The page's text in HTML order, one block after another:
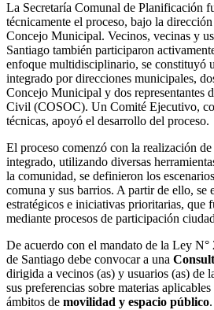
La Secretaría Comunal de Planificación
técnicamente el proceso, bajo la
Concejo Municipal. Vecinos, vecinas y
Santiago también participaron
enfoque multidisciplinario, se constituyó
integrado por direcciones municipales,
Concejo Municipal y dos representantes
Civil (COSOC). Un Comité Ejecutivo,
técnicas, apoyó el desarrollo del proceso.
El proceso comenzó con la realización
integrado, utilizando diversas
la comunidad, se definieron los
comuna y sus barrios. A partir de ello, se
estratégicos e iniciativas prioritarias, que
mediante procesos de participación
De acuerdo con el mandato de la Ley
de Santiago debe convocar a una
dirigida a vecinos (as) y usuarios (as) de
sus preferencias sobre materias
ámbitos de movilidad y espacio público.